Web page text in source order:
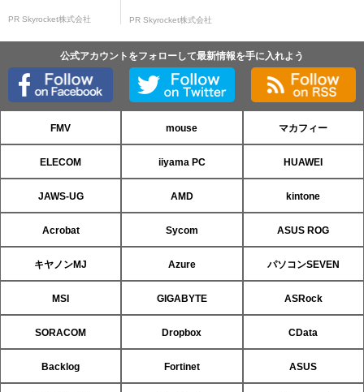
PR Skyrocket株式会社 PR Skyrocket株式会社
公式アカウントをフォローして最新情報を手に入れよう
FMV mouse マカフィー
ELECOM iiyama PC HUAWEI
JAWS-UG AMD kintone
Acrobat Sycom ASUS ROG
キヤノンMJ Azure パソコンSEVEN
MSI GIGABYTE ASRock
SORACOM Dropbox CData
Backlog Fortinet ASUS